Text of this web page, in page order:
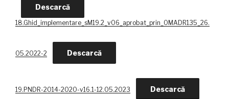
Descarcă
18.Ghid_implementare_sM19.2_v06_aprobat_prin_OMADR135_26.
05.2022-2 Descarcă
19.PNDR-2014-2020-v16.1-12.05.2023 Descarcă